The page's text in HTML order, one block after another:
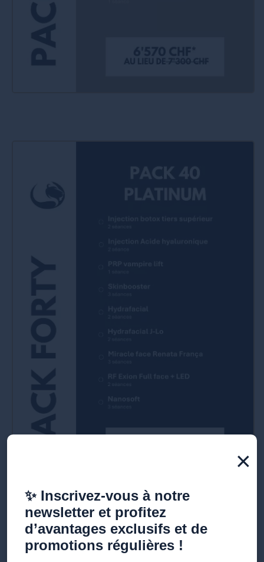
& lift
×
✨ Inscrivez-vous à notre
newsletter et profitez
d’avantages exclusifs et de
promotions régulières !